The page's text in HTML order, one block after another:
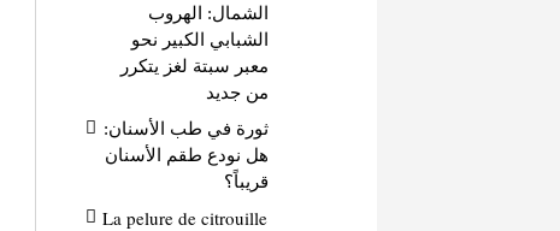
الشمال: الهروب
الشبابي الكبير نحو
معبر سبتة لغز يتكرر
من جديد
ثورة في طب الأسنان:
هل نودع طقم الأسنان
قريباً؟
La pelure de citrouille